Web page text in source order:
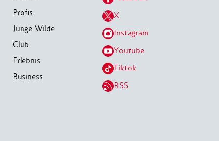
Profis
Junge Wilde
Club
Erlebnis
Business
X
Instagram
Youtube
Tiktok
RSS